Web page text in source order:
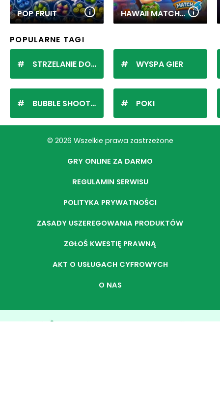
POP FRUIT HAWAII MATCH 6
POPULARNE TAGI
STRZELANIE DO KULEK
BUBBLE SHOOTER
WYSPA GIER
POKI
© 2026 Wszelkie prawa zastrzeżone
GRY ONLINE ZA DARMO
REGULAMIN SERWISU
POLITYKA PRYWATNOŚCI
ZASADY USZEREGOWANIA PRODUKTÓW
ZGŁOŚ KWESTIĘ PRAWNĄ
AKT O USŁUGACH CYFROWYCH
O NAS